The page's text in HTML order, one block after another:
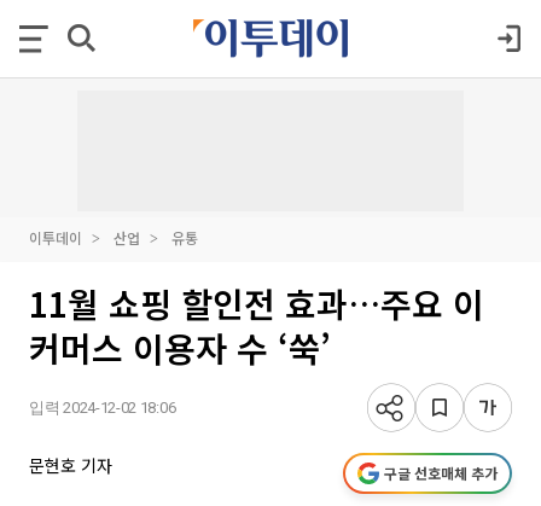
이투데이 산업 유통
11월 쇼핑 할인전 효과…주요 이
커머스 이용자 수 ‘쑥’
입력 2024-12-02 18:06
문현호 기자 구글 선호매체 추가